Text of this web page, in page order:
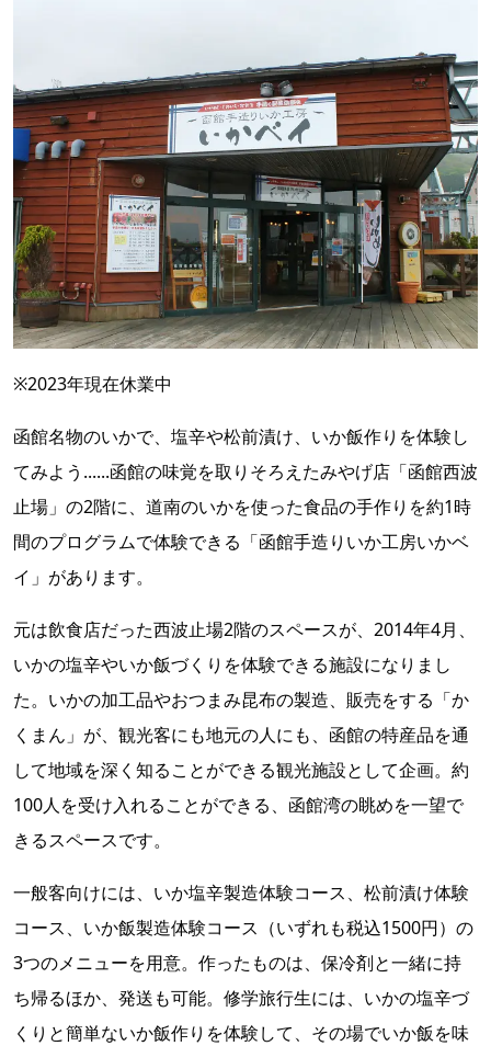
※2023年現在休業中
函館名物のいかで、塩辛や松前漬け、いか飯作りを体験し
てみよう......函館の味覚を取りそろえたみやげ店「函館西波
止場」の2階に、道南のいかを使った食品の手作りを約1時
間のプログラムで体験できる「函館手造りいか工房いかベ
イ」があります。
元は飲食店だった西波止場2階のスペースが、2014年4月、
いかの塩辛やいか飯づくりを体験できる施設になりまし
た。いかの加工品やおつまみ昆布の製造、販売をする「か
くまん」が、観光客にも地元の人にも、函館の特産品を通
して地域を深く知ることができる観光施設として企画。約
100人を受け入れることができる、函館湾の眺めを一望で
きるスペースです。
一般客向けには、いか塩辛製造体験コース、松前漬け体験
コース、いか飯製造体験コース（いずれも税込1500円）の
3つのメニューを用意。作ったものは、保冷剤と一緒に持
ち帰るほか、発送も可能。修学旅行生には、いかの塩辛づ
くりと簡単ないか飯作りを体験して、その場でいか飯を味